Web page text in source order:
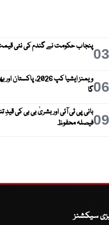
03پنجاب حکومت نے گندم کی نئی
06
ویمنز ایشیا کپ
گا
09بانی پی ٹی آئی اور بشریٰ بی بی کی
فیصلہ محفوظ
سیکشنز